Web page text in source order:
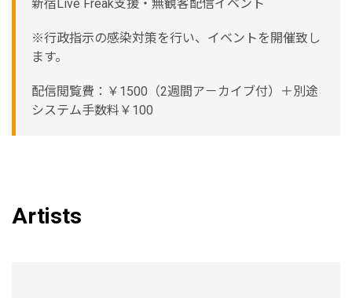
新宿Live Freak支援・無観客配信イベント
※行政指示の感染対策を行い、イベントを開催致し
ます。
配信閲覧費：￥1500（2週間ア－カイブ付）＋別途
システム手数料￥100
Artists